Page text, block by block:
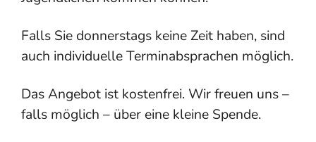
Falls Sie donnerstags keine Zeit haben, sind
auch individuelle Terminabsprachen möglich.
Das Angebot ist kostenfrei. Wir freuen uns –
falls möglich – über eine kleine Spende.